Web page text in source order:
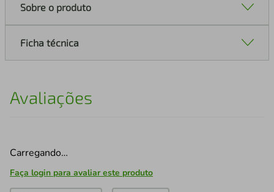
Sobre o produto
Ficha técnica
Avaliações
Carregando…
Faça login para avaliar este produto